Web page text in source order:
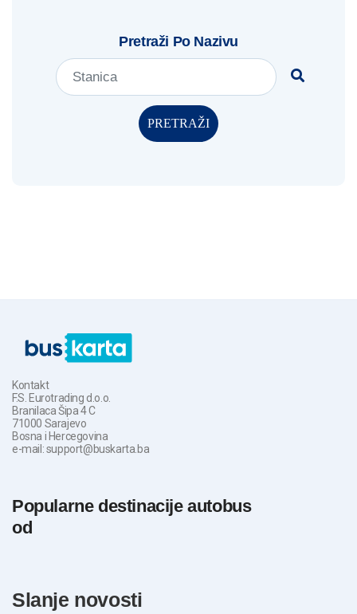
Pretraži Po Nazivu
Kontakt
F.S. Eurotrading d.o.o.
Branilaca Šipa 4 C
71000 Sarajevo
Bosna i Hercegovina
e-mail: support@buskarta.ba
Popularne destinacije autobus
od
slanje novosti